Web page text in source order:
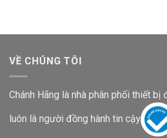
VỀ CHÚNG TÔI
Chánh Hãng là nhà phân phối thiết bị
luôn là người đồng hành tin cậy